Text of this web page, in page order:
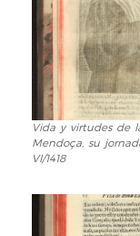
Vida
y
virtudes
venerable
Vida y virtudes de
Mendoça, su
VI/1418